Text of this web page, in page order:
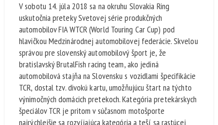
V sobotu 14. júla 2018 sa na okruhu Slovakia Ring
uskutočnia preteky Svetovej série produkčných
automobilov FIA WTCR (World Touring Car Cup) pod
hlavičkou Medzinárodnej automobilovej federácie. Skvelou
správou pre slovenský automobilový šport je, že
bratislavský BrutalFish racing team, ako jediná
automobilová stajňa na Slovensku s vozidlami špecifikácie
TCR, dostal tzv. divokú kartu, umožňujúcu štart na týchto
výnimočných domácich pretekoch. Kategória pretekárskych
špeciálov TCR je pritom v súčasnom motošporte
najrýchlejšie sa rozvíjajúca kategória a teší sa rastúcej